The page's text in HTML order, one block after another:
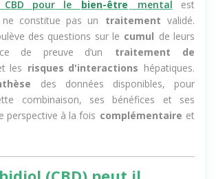
régulièrement sur lessitesspécialisés, où
CBD pour lebien-êtrementalest
ne constitue pas untraitementvalidé.
des questions sur lecumulde leurs
de preuve d’untraitement de
lesrisques d'interactionshépatiques.
des données disponibles, pour
combinaison, ses bénéfices et ses
perspective à la fois